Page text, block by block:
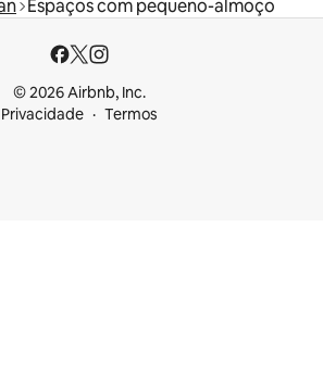
Espaços com pequeno-almoço
© 2026 Airbnb, Inc.
Privacidade
Termos